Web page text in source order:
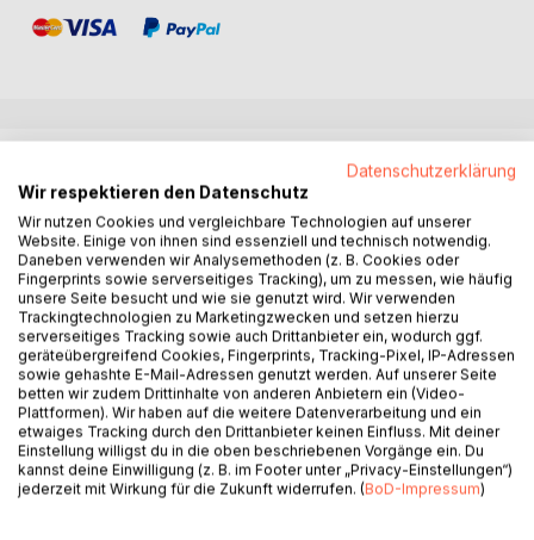
Der aus der Eifel stammende Schriftsteller Gregor Brand
nahm seit seinem ersten Lyrikband (Ausschaltversuche.
1985) immer wieder die poetische Herausforderung seiner
Heimat auf originelle Weise an. Neben einigen bisher
unveröffentlichten Texten fasst der vorliegende
Gedichtband erstmals die meisten dieser an
unterschiedlichen Orten entstandenen und veröffentlichten
Gedichte zusammen, darunter einige in Moselfränkisch,
seiner eigentlichen Muttersprache. In den Gedichten
werden vielfach persönliche Erinnerungen in Beziehung
zum verschlungenen Gang der Geschichte gesetzt. Ob mit
Ironie und Selbstironie, naturliebend oder philosophisch,
Datenschutzerklärung
Wir respektieren den Datenschutz
Wir nutzen Cookies und vergleichbare Technologien auf unserer
Website. Einige von ihnen sind essenziell und technisch notwendig.
Daneben verwenden wir Analysemethoden (z. B. Cookies oder
Fingerprints sowie serverseitiges Tracking), um zu messen, wie häufig
unsere Seite besucht und wie sie genutzt wird. Wir verwenden
Trackingtechnologien zu Marketingzwecken und setzen hierzu
serverseitiges Tracking sowie auch Drittanbieter ein, wodurch ggf.
geräteübergreifend Cookies, Fingerprints, Tracking-Pixel, IP-Adressen
sowie gehashte E-Mail-Adressen genutzt werden. Auf unserer Seite
betten wir zudem Drittinhalte von anderen Anbietern ein (Video-
Plattformen). Wir haben auf die weitere Datenverarbeitung und ein
etwaiges Tracking durch den Drittanbieter keinen Einfluss. Mit deiner
Einstellung willigst du in die oben beschriebenen Vorgänge ein. Du
kannst deine Einwilligung (z. B. im Footer unter „Privacy-Einstellungen“)
jederzeit mit Wirkung für die Zukunft widerrufen. (BoD-Impressum)